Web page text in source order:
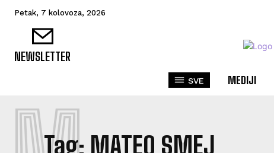
Petak, 7 kolovoza, 2026
NEWSLETTER
SVE MEDIJI
Tag: MATEO SMEJ